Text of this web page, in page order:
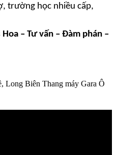
trường học nhiều cấp,
– Tư vấn – Đàm phán –